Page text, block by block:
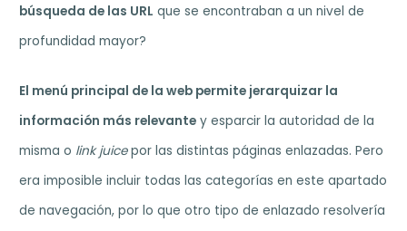
búsqueda de las URL que se encontraban a un nivel de
profundidad mayor?
El menú principal de la web permite jerarquizar la
información más relevante y esparcir la autoridad de la
misma o link juicepor las distintas páginas enlazadas. Pero
era imposible incluir todas las categorías en este apartado
de navegación, por lo que otro tipo de enlazado resolvería